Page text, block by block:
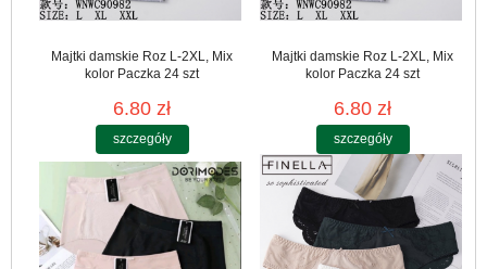
Majtki damskie Roz L-2XL, Mix
kolor Paczka 24 szt
6.80 zł
szczegóły
Majtki damskie Roz L-2XL, Mix
kolor Paczka 24 szt
6.80 zł
szczegóły